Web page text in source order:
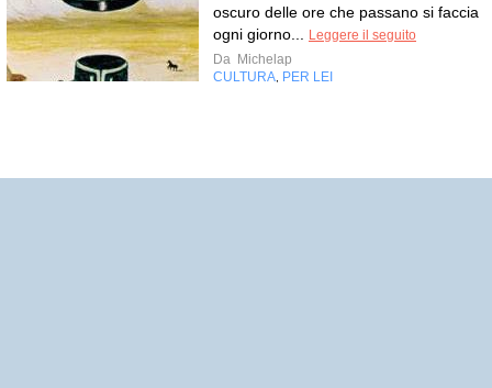
oscuro delle ore che passano si faccia
ogni giorno...
Leggere il seguito
Da Michelap
CULTURA PER LEI